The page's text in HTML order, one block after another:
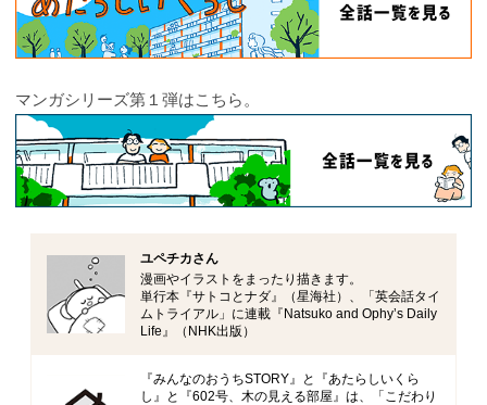
マンガシリーズ第１弾はこちら。
ユペチカさん
漫画やイラストをまったり描きます。
単行本『サトコとナダ』（星海社）、「英会話タイ
ムトライアル」に連載『Natsuko and Ophy’s Daily
Life』（NHK出版）
『みんなのおうちSTORY』と『あたらしいくら
し』と『602号、木の見える部屋』は、「こだわり